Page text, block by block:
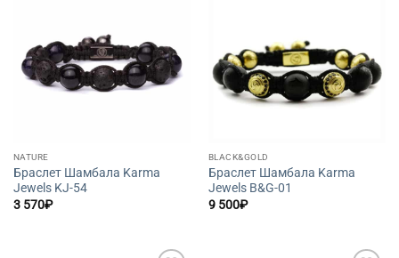
NATURE
Браслет Шамбала Karma
Jewels KJ-54
3 570₽
BLACK&GOLD
Браслет Шамбала Karma
Jewels B&G-01
9 500₽